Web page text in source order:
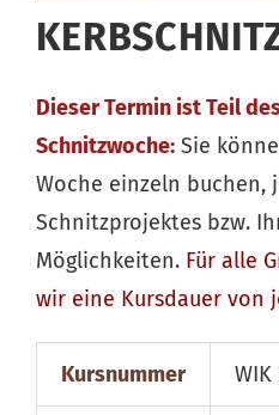
Dieser Termin ist Teil
Schnitzwoche: Sie
Woche einzeln buchen,
Schnitzprojektes bzw.
Möglichkeiten. Für alle
wir eine Kursdauer von
Kursnummer WIK